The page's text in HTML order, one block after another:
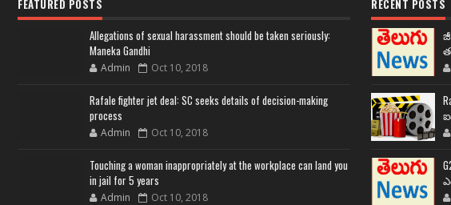
FEATURED POSTS
Allegations of sexual harassment should be taken seriously:
Maneka Gandhi
Admin Oct 10, 2018
Rafale fighter jet deal: SC seeks details of decision-making
process
Admin Oct 10, 2018
Touching a woman inappropriately at the workplace can land you
in jail for 5 years
Admin Oct 10, 2018
RECENT POSTS